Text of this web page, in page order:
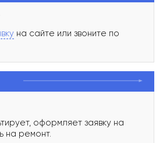
на сайте или звоните по
оформляет заявку на
на ремонт.